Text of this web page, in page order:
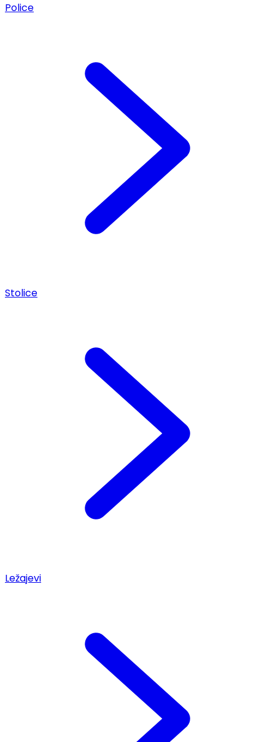
Police
Stolice
Ležajevi